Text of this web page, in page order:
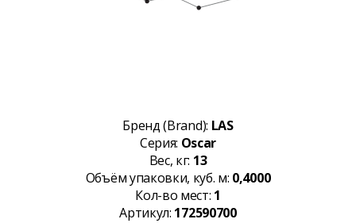
Бренд (Brand): LAS
Серия: Oscar
Вес, кг: 13
Объём упаковки, куб. м: 0,4000
Кол-во мест: 1
Артикул: 172590700